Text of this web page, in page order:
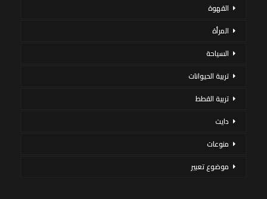
القهوة
المرأة
السياحة
تربية الحيوانات
تربية القطط
دايت
منوعات
موضوع تعبير